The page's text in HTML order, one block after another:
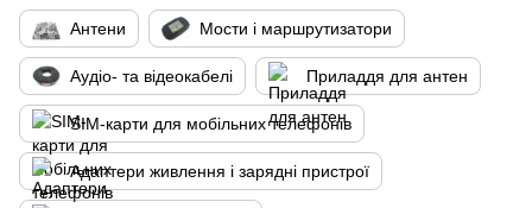
Антени Мости і маршрутизатори
Аудіо- та відеокабелі Приладдя для антен
SIM-карти для мобільних телефонів
Адаптери живлення і зарядні пристрої